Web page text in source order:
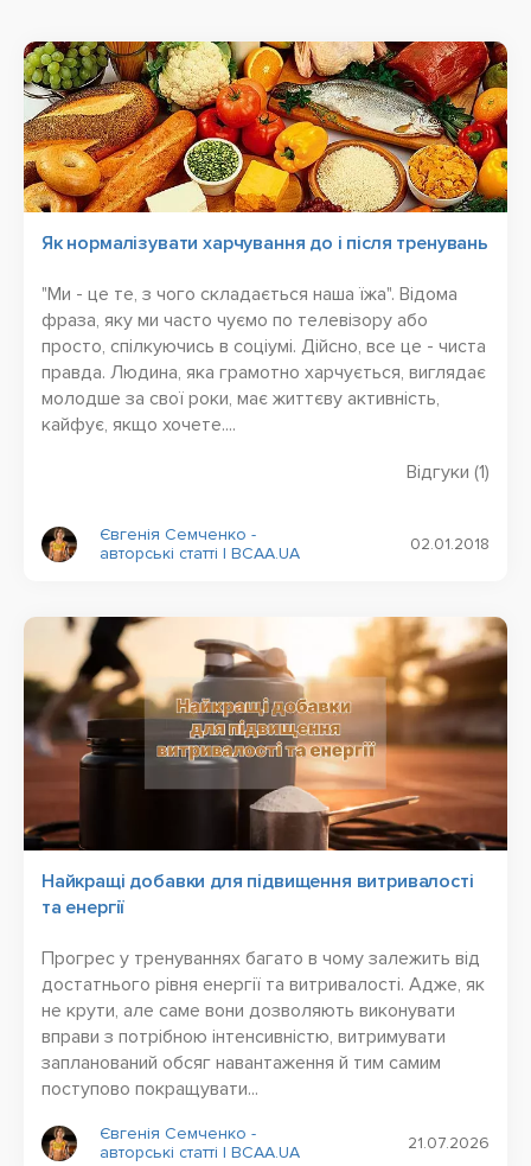
Як нормалізувати харчування до і після тренувань
"Ми - це те, з чого складається наша їжа". Відома
фраза, яку ми часто чуємо по телевізору або
просто, спілкуючись в соціумі. Дійсно, все це - чиста
правда. Людина, яка грамотно харчується, виглядає
молодше за свої роки, має життєву активність,
кайфує, якщо хочете....
Відгуки (1)
Євгенія Семченко -
авторські статті | BCAA.UA
02.01.2018
Найкращі добавки для підвищення витривалості
та енергії
Прогрес у тренуваннях багато в чому залежить від
достатнього рівня енергії та витривалості. Адже, як
не крути, але саме вони дозволяють виконувати
вправи з потрібною інтенсивністю, витримувати
запланований обсяг навантаження й тим самим
поступово покращувати...
Євгенія Семченко -
авторські статті | BCAA.UA
21.07.2026